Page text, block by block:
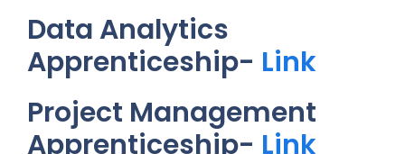
Data Analytics
Apprenticeship- Link
Project Management
Apprenticeship- Link